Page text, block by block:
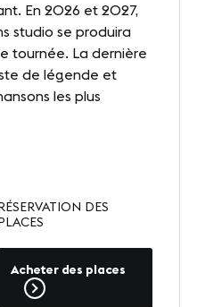
En 2026 et 2027,
studio se produira
tournée. La dernière
de légende et
les plus
DES
Acheter des places